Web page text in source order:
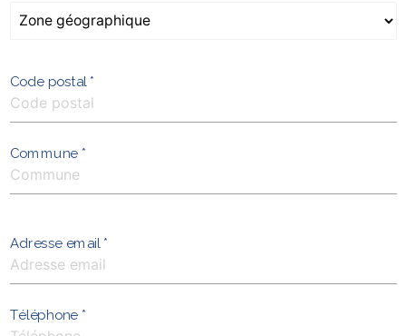
Code postal *
Commune *
Adresse email *
Téléphone *